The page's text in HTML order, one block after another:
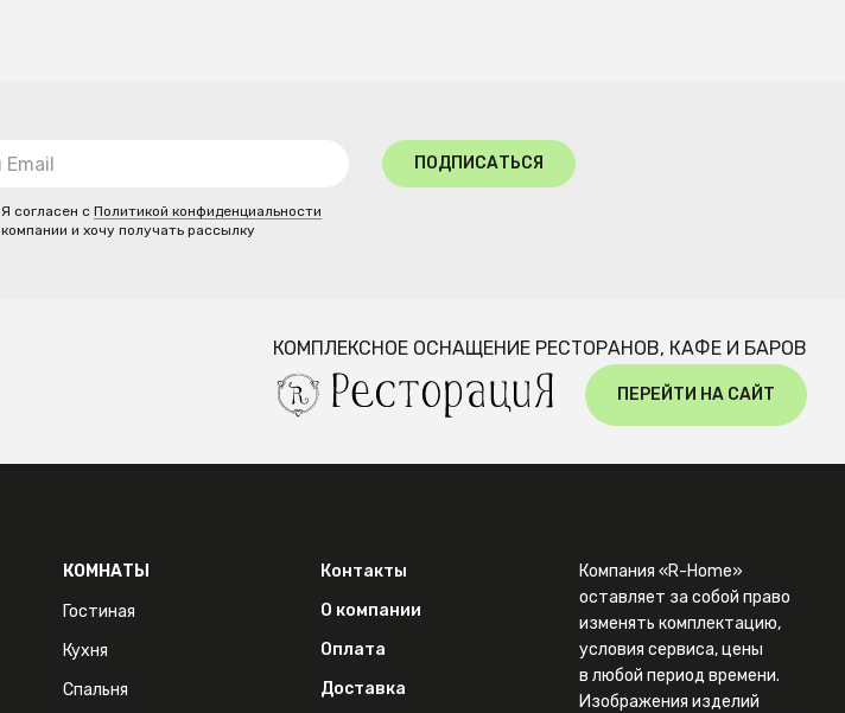
Я согласен с Политикой конфиденциальности
компании и хочу получать рассылку
ПОДПИСАТЬСЯ
КОМПЛЕКСНОЕ ОСНАЩЕНИЕ РЕСТОРАНОВ, КАФЕ И БАРОВ
ПЕРЕЙТИ НА САЙТ
КОМНАТЫ
Гостиная
Кухня
Спальня
Контакты
О компании
Оплата
Доставка
Компания «R-Home»
оставляет за собой право
изменять комплектацию,
условия сервиса, цены
в любой период времени.
Изображения изделий